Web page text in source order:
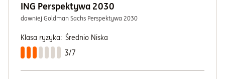
ING Perspektywa 2030
dawniej Goldman Sachs Perspektywa 2030
Klasa ryzyka: Średnio Niska
3/7